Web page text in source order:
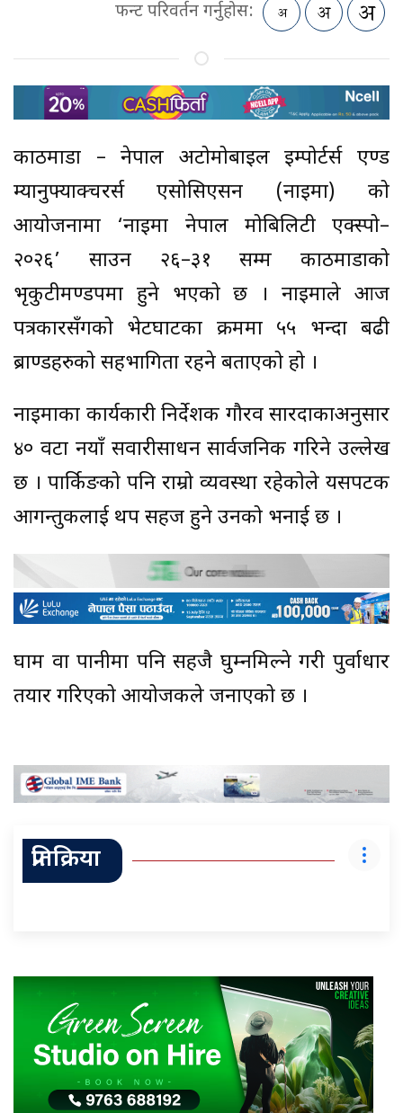
फन्ट परिवर्तन गर्नुहोस:
काठमाडौं – नेपाल अटोमोबाइल इम्पोर्टर्स एण्ड
म्यानुफ्याक्चरर्स एसोसिएसन (नाइमा) को
आयोजनामा ‘नाइमा नेपाल मोबिलिटी एक्स्पो–
२०२६’ साउन २६–३१ सम्म काठमाडौंको
भृकुटीमण्डपमा हुने भएको छ । नाइमाले आज
पत्रकारसँगको भेटघाटका क्रममा ५५ भन्दा बढी
ब्राण्डहरुको सहभागिता रहने बताएको हो ।
नाइमाका कार्यकारी निर्देशक गौरव सारदाकाअनुसार
४० वटा नयाँ सवारीसाधन सार्वजनिक गरिने उल्लेख
छ । पार्किङको पनि राम्रो व्यवस्था रहेकोले यसपटक
आगन्तुकलाई थप सहज हुने उनको भनाई छ ।
घाम वा पानीमा पनि सहजै घुम्नमिल्ने गरी पुर्वाधार
तयार गरिएको आयोजकले जनाएको छ ।
प्रतिक्रिया